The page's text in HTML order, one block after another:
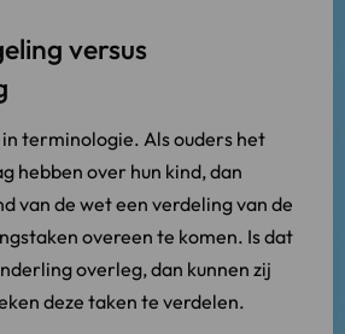
versus
in terminologie. Als ouders het
hebben over hun kind, dan
van de wet een verdeling van de
overeen te komen. Is dat
overleg, dan kunnen zij
deze taken te verdelen.